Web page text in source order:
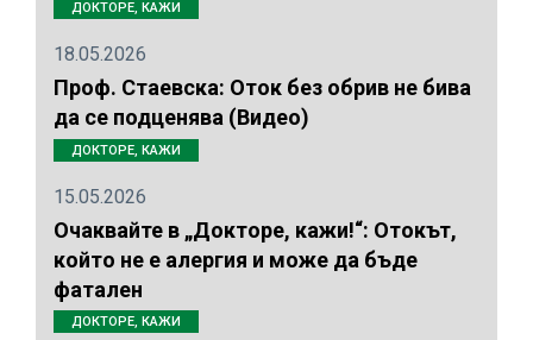
ДОКТОРЕ, КАЖИ
18.05.2026
Проф. Стаевска: Оток без обрив не бива
да се подценява (Видео)
ДОКТОРЕ, КАЖИ
15.05.2026
Очаквайте в „Докторе, кажи!“: Отокът,
който не е алергия и може да бъде
фатален
ДОКТОРЕ, КАЖИ